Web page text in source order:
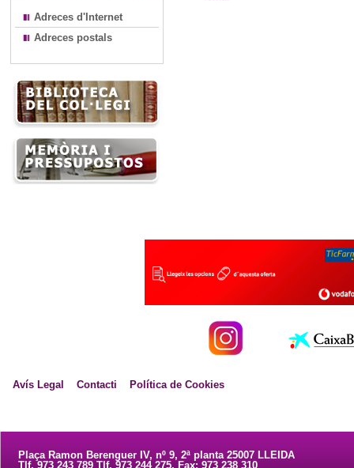
Adreces d'Internet
Adreces postals
Avís Legal Contacti Política de Cookies
Plaça Ramon Berenguer IV, nº 9, 2ª planta 25007 LLEIDA
Tlf. 973 243 789 Tlf. 973 244 275. Fax: 973 238 310